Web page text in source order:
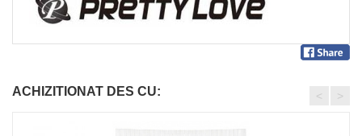
ACHIZITIONAT DES CU: < >